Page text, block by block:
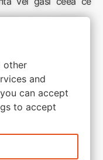
si cumpărături
other
and
can accept
to accept